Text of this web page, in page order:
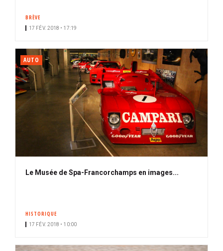
BRÈVE
17 FÉV. 2018 • 17:19
AUTO
Le Musée de Spa-Francorchamps en images...
HISTORIQUE
17 FÉV. 2018 • 10:00